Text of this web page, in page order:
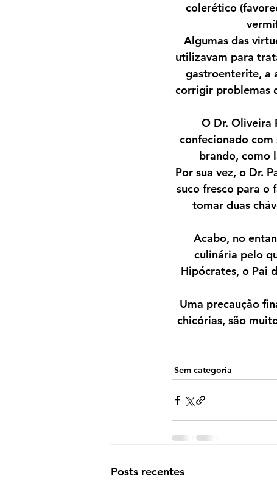
colerético
Algumas das
utilizavam para
gastroenterite, a
corrigir problemas
O Dr. Oliveira
confecionado
brando, como
Por sua vez, o Dr.
suco fresco para o
tomar duas
Acabo, no
culinária pelo
Hipócrates, o Pai
Uma precaução
chicórias, são
Sem categoria
Posts recentes